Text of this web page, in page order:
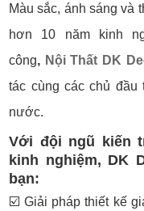
Màu sắc, ánh sáng và
hơn 10 năm kinh
công, Nội Thất DK
tác cùng các chủ
nước.
Với đội ngũ kiến
kinh nghiệm, DK
bạn:
☑️ Giải pháp thiết kế